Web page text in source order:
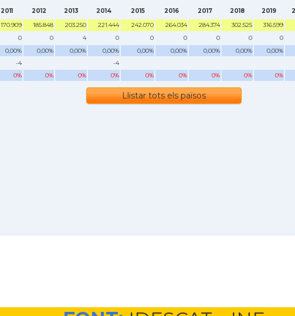
2011 2012 2013 2014 2015 2016 2017 2018 2019
170.909 185.848 203.250 221.444 242.070 264.034 284.374 302.525
316.599
0 0 4 0 0 0 0 0
0
0,00% 0,00% 0,00% 0,00% 0,00% 0,00% 0,00% 0,00%
0,00%
-4
-4
0% 0% 0% 0% 0% 0% 0% 0% 0%
Llistar tots els països